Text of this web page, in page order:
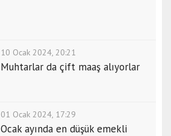
10 Ocak 2024, 20:21
Muhtarlar da çift maaş alıyorlar
01 Ocak 2024, 17:29
Ocak ayında en düşük emekli